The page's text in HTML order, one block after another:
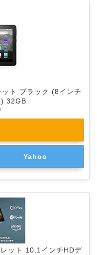
ト ブラック (8インチ
) 32GB
Yahoo
ット 10.1インチHDデ